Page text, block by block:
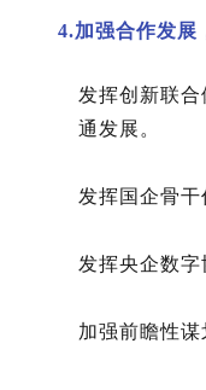
4.加强合作发展
发挥创新联
通发展。
发挥国企骨
发挥央企数
加强前瞻性